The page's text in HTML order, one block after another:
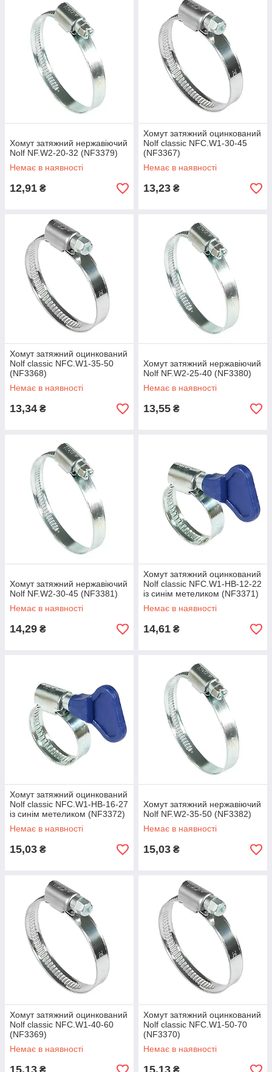
Хомут затяжний нержавіючий
Nolf NF.W2-20-32 (NF3379)
Немає в наявності
12,91 ₴
Хомут затяжний оцинкований
Nolf classic NFC.W1-30-45
(NF3367)
Немає в наявності
13,23 ₴
Хомут затяжний оцинкований
Nolf classic NFC.W1-35-50
(NF3368)
Немає в наявності
13,34 ₴
Хомут затяжний нержавіючий
Nolf NF.W2-25-40 (NF3380)
Немає в наявності
13,55 ₴
Хомут затяжний нержавіючий
Nolf NF.W2-30-45 (NF3381)
Немає в наявності
14,29 ₴
Хомут затяжний оцинкований
Nolf classic NFC.W1-HB-12-22
із синім метеликом (NF3371)
Немає в наявності
14,61 ₴
Хомут затяжний оцинкований
Nolf classic NFC.W1-HB-16-27
із синім метеликом (NF3372)
Немає в наявності
15,03 ₴
Хомут затяжний нержавіючий
Nolf NF.W2-35-50 (NF3382)
Немає в наявності
15,03 ₴
Хомут затяжний оцинкований
Nolf classic NFC.W1-40-60
(NF3369)
Немає в наявності
₴
Хомут затяжний оцинкований
Nolf classic NFC.W1-50-70
(NF3370)
Немає в наявності
₴